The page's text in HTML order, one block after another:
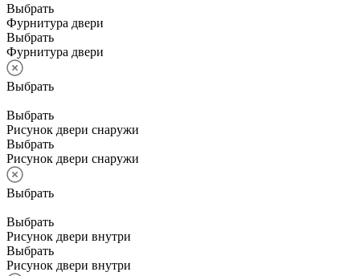
Выбрать
Фурнитура двери
Выбрать
Фурнитура двери
Выбрать
Выбрать
Рисунок двери снаружи
Выбрать
Рисунок двери снаружи
Выбрать
Выбрать
Рисунок двери внутри
Выбрать
Рисунок двери внутри